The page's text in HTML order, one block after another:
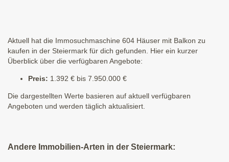
Aktuell hat die Immosuchmaschine 604 Häuser mit Balkon zu
kaufen in der Steiermark für dich gefunden. Hier ein kurzer
Überblick über die verfügbaren Angebote:
Preis: 1.392 € bis 7.950.000 €
Die dargestellten Werte basieren auf aktuell verfügbaren
Angeboten und werden täglich aktualisiert.
Andere Immobilien-Arten in der Steiermark: